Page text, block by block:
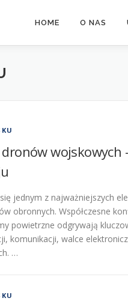
HOME O NAS
wojskowych
jednym z najważniejszych
obronnych. Współczesne
powietrzne odgrywają
komunikacji, walce
…